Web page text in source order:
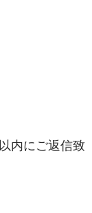
内にご返信致